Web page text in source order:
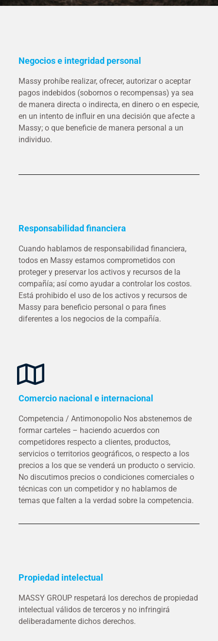
Negocios e integridad personal
Massy prohíbe realizar, ofrecer, autorizar o aceptar
pagos indebidos (sobornos o recompensas) ya sea
de manera directa o indirecta, en dinero o en especie,
en un intento de influir en una decisión que afecte a
Massy; o que beneficie de manera personal a un
individuo.
Responsabilidad financiera
Cuando hablamos de responsabilidad financiera,
todos en Massy estamos comprometidos con
proteger y preservar los activos y recursos de la
compañía; así como ayudar a controlar los costos.
Está prohibido el uso de los activos y recursos de
Massy para beneficio personal o para fines
diferentes a los negocios de la compañía.
Comercio nacional e internacional
Competencia / Antimonopolio Nos abstenemos de
formar carteles – haciendo acuerdos con
competidores respecto a clientes, productos,
servicios o territorios geográficos, o respecto a los
precios a los que se venderá un producto o servicio.
No discutimos precios o condiciones comerciales o
técnicas con un competidor y no hablamos de
temas que falten a la verdad sobre la competencia.
Propiedad intelectual
MASSY GROUP respetará los derechos de propiedad
intelectual válidos de terceros y no infringirá
deliberadamente dichos derechos.